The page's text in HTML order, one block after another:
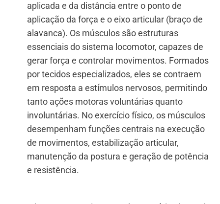
aplicada e da distância entre o ponto de
aplicação da força e o eixo articular (braço de
alavanca). Os músculos são estruturas
essenciais do sistema locomotor, capazes de
gerar força e controlar movimentos. Formados
por tecidos especializados, eles se contraem
em resposta a estímulos nervosos, permitindo
tanto ações motoras voluntárias quanto
involuntárias. No exercício físico, os músculos
desempenham funções centrais na execução
de movimentos, estabilização articular,
manutenção da postura e geração de potência
e resistência.